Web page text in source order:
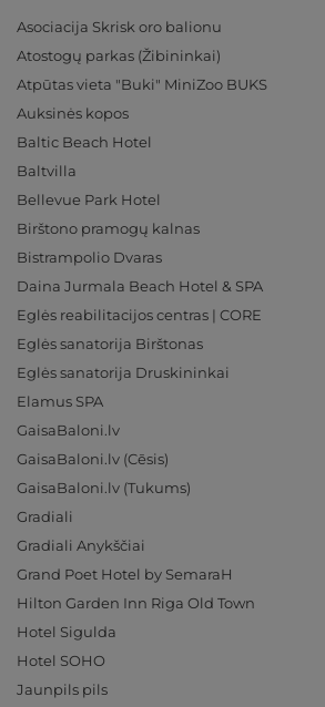
Asociacija Skrisk oro balionu
Atostogų parkas (Žibininkai)
Atpūtas vieta "Buki" MiniZoo BUKS
Auksinės kopos
Baltic Beach Hotel
Baltvilla
Bellevue Park Hotel
Birštono pramogų kalnas
Bistrampolio Dvaras
Daina Jurmala Beach Hotel & SPA
Eglės reabilitacijos centras | CORE
Eglės sanatorija Birštonas
Eglės sanatorija Druskininkai
Elamus SPA
GaisaBaloni.lv
GaisaBaloni.lv (Cēsis)
GaisaBaloni.lv (Tukums)
Gradiali
Gradiali Anykščiai
Grand Poet Hotel by SemaraH
Hilton Garden Inn Riga Old Town
Hotel Sigulda
Hotel SOHO
Jaunpils pils